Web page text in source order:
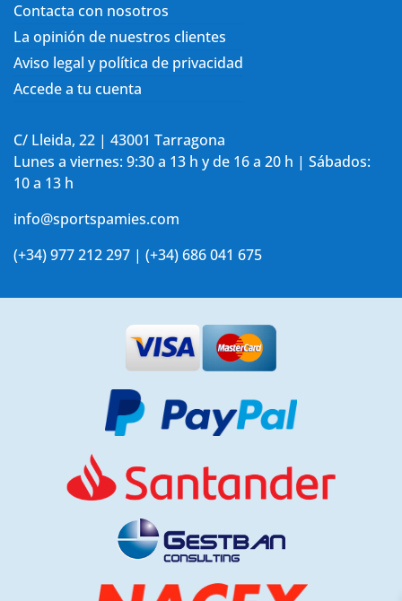
Contacta con nosotros
La opinión de nuestros clientes
Aviso legal y política de privacidad
Accede a tu cuenta
C/ Lleida, 22 | 43001 Tarragona
Lunes a viernes: 9:30 a 13 h y de 16 a 20 h | Sábados:
10 a 13 h
info@sportspamies.com
(+34) 977 212 297 | (+34) 686 041 675